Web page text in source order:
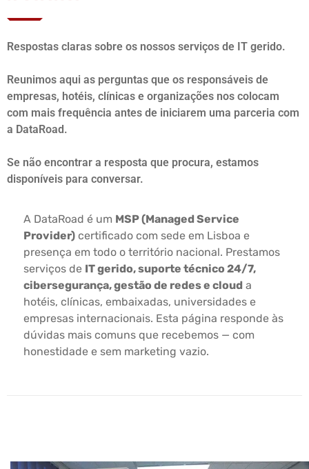
Respostas claras sobre os nossos serviços de IT gerido.
Reunimos aqui as perguntas que os responsáveis de
empresas, hotéis, clínicas e organizações nos colocam
com mais frequência antes de iniciarem uma parceria com
a DataRoad.
Se não encontrar a resposta que procura, estamos
disponíveis para conversar.
A DataRoad é um MSP (Managed Service
Provider) certificado com sede em Lisboa e
presença em todo o território nacional. Prestamos
serviços de IT gerido, suporte técnico 24/7,
cibersegurança, gestão de redes e cloud a
hotéis, clínicas, embaixadas, universidades e
empresas internacionais. Esta página responde às
dúvidas mais comuns que recebemos — com
honestidade e sem marketing vazio.